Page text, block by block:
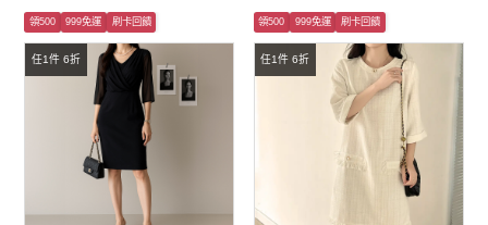
任1件 6折
領500 999免運 刷卡回饋
任1件 6折
領500 999免運 刷卡回饋